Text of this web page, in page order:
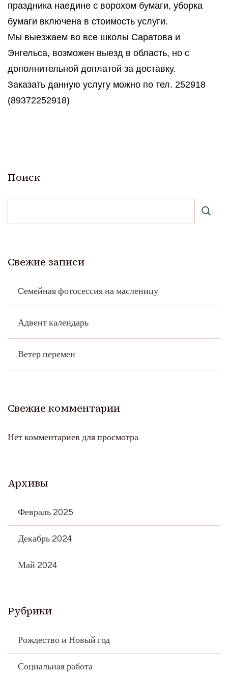
праздника наедине с ворохом бумаги, уборка
бумаги включена в стоимость услуги.
Мы выезжаем во все школы Саратова и
Энгельса, возможен выезд в область, но с
дополнительной доплатой за доставку.
Заказать данную услугу можно по тел. 252918
(89372252918)
Поиск
Свежие записи
Cемейная фотосессия на масленицу
Адвент календарь
Ветер перемен
Свежие комментарии
Нет комментариев для просмотра.
Архивы
Февраль 2025
Декабрь 2024
Май 2024
Рубрики
Рождество и Новый год
Социальная работа